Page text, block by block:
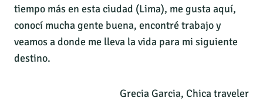
tiempo más en esta ciudad (Lima), me gusta aquí,
conocí mucha gente buena, encontré trabajo y
veamos a donde me lleva la vida para mi siguiente
destino.
Grecia Garcia, Chica traveler